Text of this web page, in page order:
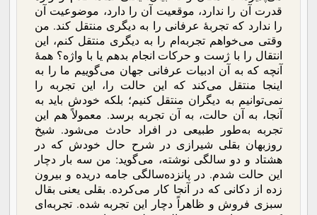
قدرت آن را ندارد، موقعیت آن را دارد، موضوعیت آن
را ندارد که تجربۀ عرفانی را به دیگری منتقل کند. من
وقتی می‌خواهم تجربه‌ام را به دیگری منتقل کنم، این
انتقال را با ژست و حرکات انجام بدهم یا با واژه؟ همۀ
آنچه که به آن ادبیات عرفانی جهان می‌گوییم ما را به
اینجا منتقل می‌کند که این حالت را، این تجربه را
نمی‌توانیم به دیگران منتقل کنیم؛ بلکه خودش باید به
آنجا، به آن حالت، به آن تجربه برسد. معمولاً هم این
تجربه به‌طور طبیعی در افراد حادث می‌شود. شیخ
روزبهان بقلی شیرازی در شرح حال خودش که در
هشتاد و دو سالگی نوشته، می‌گوید: من سه بار دچار
این حالت شدم. در پانزده‌سالگی جامه دریده و بیرون
زده از دکانی که در آنجا کار می‌کرده. بقلی یعنی بقال
سبزی فروش و ظاهراً دچار این تجربه شده. تجربه‌ای